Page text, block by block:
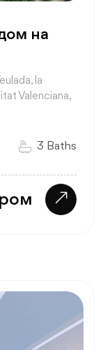
на
la
Valenciana,
3 Baths